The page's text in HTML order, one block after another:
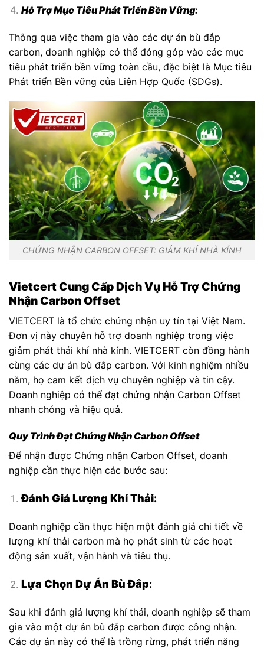
Hỗ Trợ Mục Tiêu Phát Triển Bền Vững:
Thông qua việc tham gia vào các dự án bù đắp
carbon, doanh nghiệp có thể đóng góp vào các mục
tiêu phát triển bền vững toàn cầu, đặc biệt là Mục tiêu
Phát triển Bền vững của Liên Hợp Quốc (SDGs).
CHỨNG NHẬN CARBON OFFSET: GIẢM KHÍ NHÀ KÍNH
Vietcert Cung Cấp Dịch Vụ Hỗ Trợ Chứng
Nhận Carbon Offset
VIETCERT là tổ chức chứng nhận uy tín tại Việt Nam.
Đơn vị này chuyên hỗ trợ doanh nghiệp trong việc
giảm phát thải khí nhà kính. VIETCERT còn đồng hành
cùng các dự án bù đắp carbon. Với kinh nghiệm nhiều
năm, họ cam kết dịch vụ chuyên nghiệp và tin cậy.
Doanh nghiệp có thể đạt chứng nhận Carbon Offset
nhanh chóng và hiệu quả.
Quy Trình Đạt Chứng Nhận Carbon Offset
Để nhận được Chứng nhận Carbon Offset, doanh
nghiệp cần thực hiện các bước sau:
Đánh Giá Lượng Khí Thải:
Doanh nghiệp cần thực hiện một đánh giá chi tiết về
lượng khí thải carbon mà họ phát sinh từ các hoạt
động sản xuất, vận hành và tiêu thụ.
Lựa Chọn Dự Án Bù Đắp:
Sau khi đánh giá lượng khí thải, doanh nghiệp sẽ tham
gia vào một dự án bù đắp carbon được công nhận.
Các dự án này có thể là trồng rừng, phát triển năng